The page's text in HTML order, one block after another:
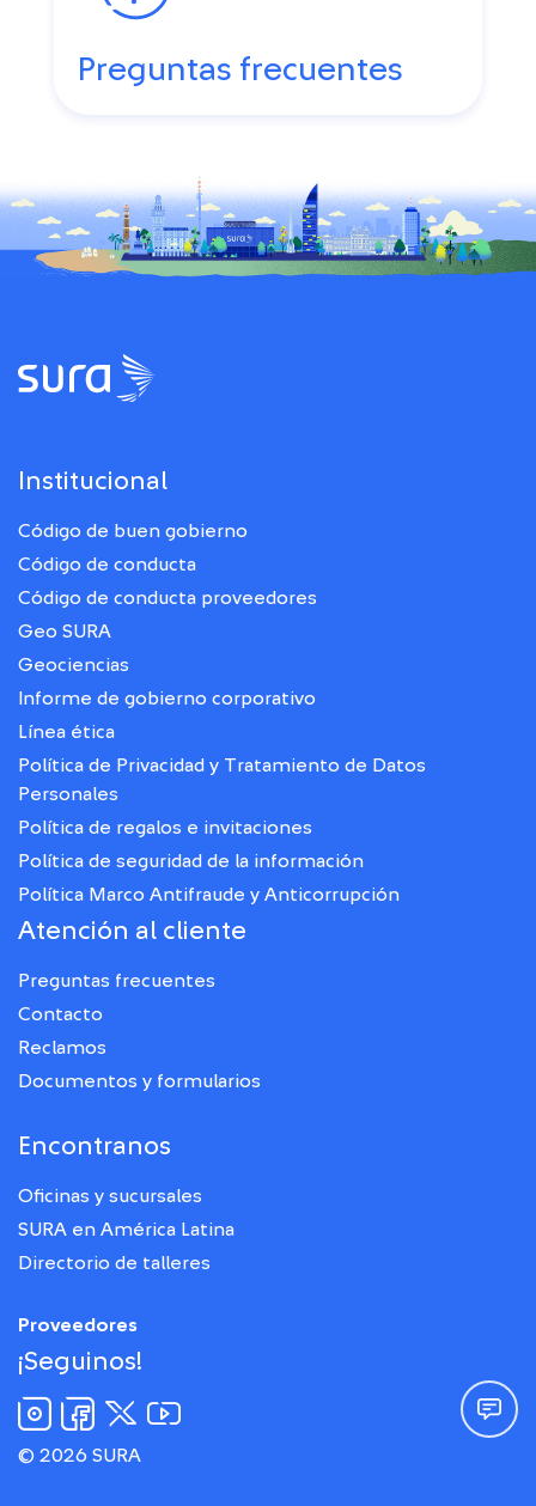
Preguntas frecuentes
Institucional
Código de buen gobierno
Código de conducta
Código de conducta proveedores
Geo SURA
Geociencias
Informe de gobierno corporativo
Línea ética
Política de Privacidad y Tratamiento de Datos
Personales
Política de regalos e invitaciones
Política de seguridad de la información
Política Marco Antifraude y Anticorrupción
Atención al cliente
Preguntas frecuentes
Contacto
Reclamos
Documentos y formularios
Encontranos
Oficinas y sucursales
SURA en América Latina
Directorio de talleres
Proveedores
¡Seguinos!
© 2026 SURA